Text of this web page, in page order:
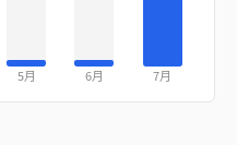
5月 6月 7月